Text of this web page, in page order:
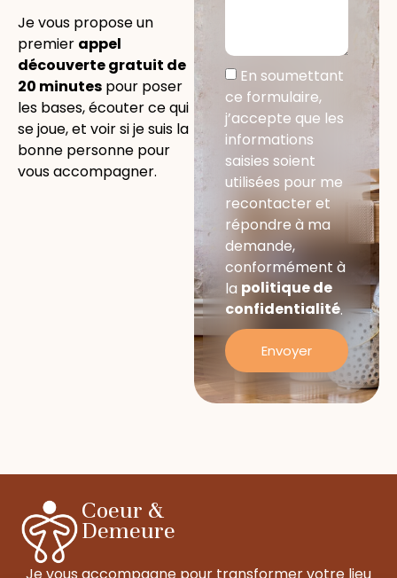
Je vous propose un
premier appel
découverte gratuit de
20 minutes pour poser
les bases, écouter ce qui
se joue, et voir si je suis la
bonne personne pour
vous accompagner.
En soumettant
ce formulaire,
j’accepte que les
informations
saisies soient
utilisées pour me
recontacter et
répondre à ma
demande,
conformément à
la politique de
confidentialité.
Envoyer
Coeur &
Demeure
Je vous accompagne pour transformer votre lieu